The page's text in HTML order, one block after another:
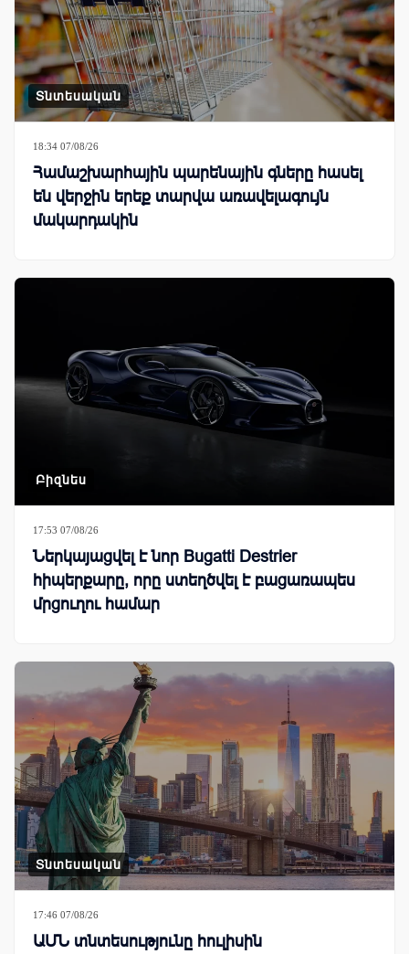
Տնտեսական
18:34 07/08/26
Համաշխարհային պարենային գները հասել
են վերջին երեք տարվա առավելագույն
մակարդակին
Բիզնես
17:53 07/08/26
Ներկայացվել է նոր Bugatti Destrier
հիպերքարը, որը ստեղծվել է բացառապես
մրցուղու համար
Տնտեսական
17:46 07/08/26
ԱՄՆ տնտեսությունը հուլիսին